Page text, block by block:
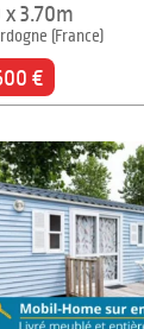
x 3.70m
(France)
€